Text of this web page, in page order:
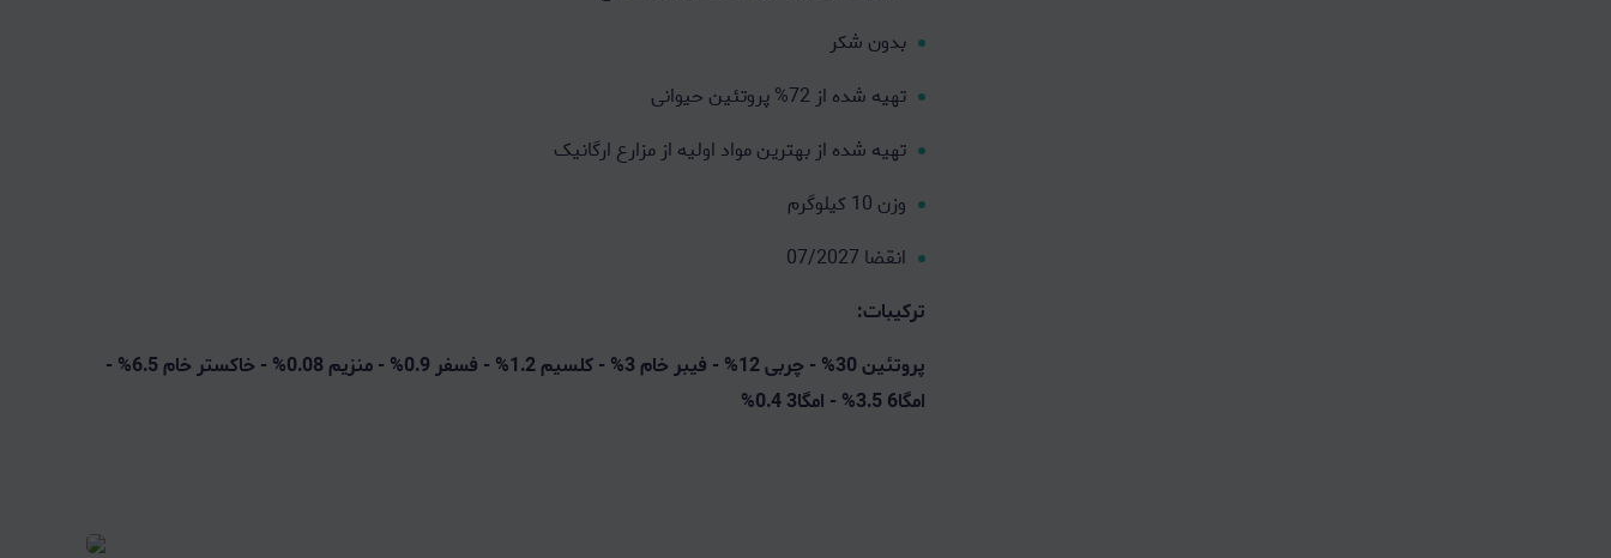
بدون شکر
تهیه شده از 72% پروتئین حیوانی
تهیه شده از بهترین مواد اولیه از مزارع ارگانیک
وزن 10 کیلوگرم
انقضا 07/2027
ترکیبات:
پروتئین 30% - چربی 12% - فیبر خام 3% - کلسیم 1.2% - فسفر 0.9% - منزیم 0.08% - خاکستر خام 6.5% -
امگا6 3.5% - امگا3 0.4%